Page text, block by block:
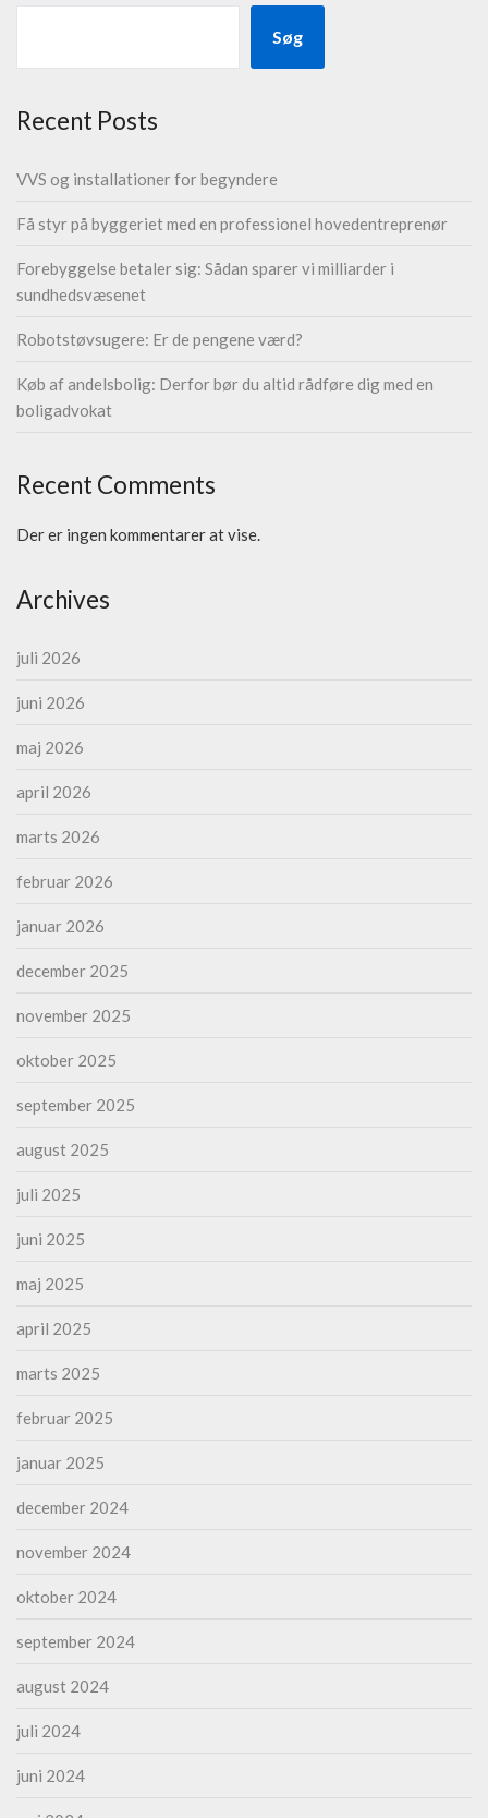
Søg
Recent Posts
VVS og installationer for begyndere
Få styr på byggeriet med en professionel hovedentreprenør
Forebyggelse betaler sig: Sådan sparer vi milliarder i
sundhedsvæsenet
Robotstøvsugere: Er de pengene værd?
Køb af andelsbolig: Derfor bør du altid rådføre dig med en
boligadvokat
Recent Comments
Der er ingen kommentarer at vise.
Archives
juli 2026
juni 2026
maj 2026
april 2026
marts 2026
februar 2026
januar 2026
december 2025
november 2025
oktober 2025
september 2025
august 2025
juli 2025
juni 2025
maj 2025
april 2025
marts 2025
februar 2025
januar 2025
december 2024
november 2024
oktober 2024
september 2024
august 2024
juli 2024
juni 2024